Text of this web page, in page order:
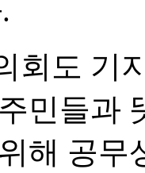
회도 기
민들과
해 공무